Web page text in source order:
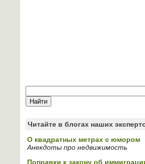
Читайте в блогах наших
О квадратных метрах с юмором
Анекдоты про недвижимость
Поправки к закону об